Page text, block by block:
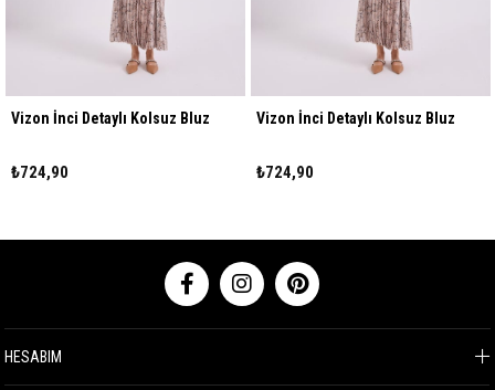
Vizon İnci Detaylı Kolsuz Bluz
₺724,90
Vizon İnci Detaylı Kolsuz Bluz
₺724,90
HESABIM